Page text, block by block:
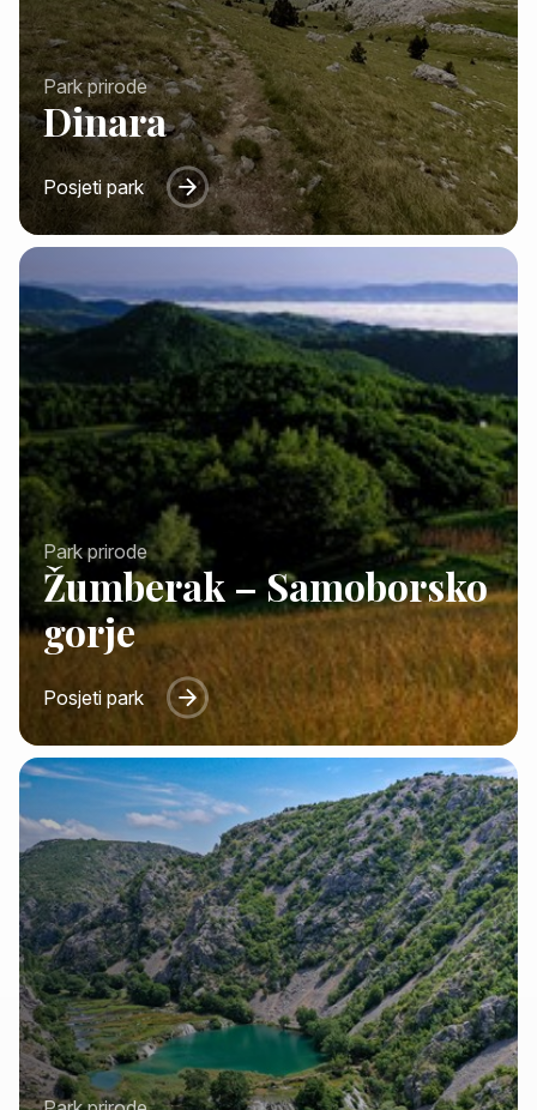
Park prirode
Dinara
Posjeti park
Park prirode
Žumberak – Samoborsko
gorje
Posjeti park